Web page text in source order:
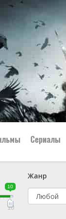
Сериалы
10
10
Жанр